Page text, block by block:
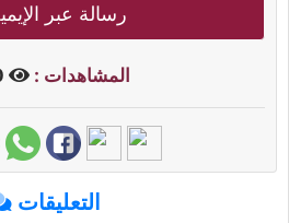
رسالة عبر
المشاهدات :
التعليقات